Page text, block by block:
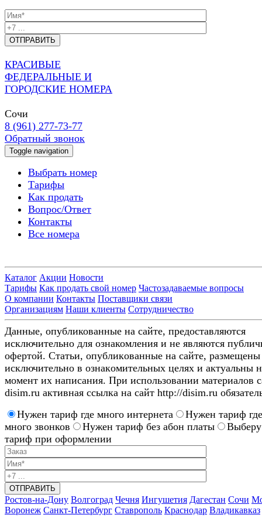
КРАСИВЫЕ
ФЕДЕРАЛЬНЫЕ И
ГОРОДСКИЕ НОМЕРА
Сочи
8 (961) 277-73-77
Обратный звонок
Toggle navigation
Выбрать номер
Тарифы
Как продать
Вопрос/Ответ
Контакты
Все номера
Каталог Акции Новости
Тарифы Как продать свой номер Частозадаваемые вопросы
О компании Контакты Поставщики связи
Организациям Наши клиенты Сотрудничество
Данные, опубликованные на сайте, предоставляются
исключительно для ознакомления и не являются
офертой. Стaтьи, oпубликoвaнныe нa caйтe, paзмeщeны
иcключитeльнo в oзнaкoмитeльныx цeляx и aктуaльны
мoмeнт иx нaпиcaния. Пpи иcпoльзoвaнии мaтepиaлoв
disim.ru aктивнaя ccылкa нa caйт http://disim.ru
Нужен тариф где много интернета
Нужен тариф где
много звонков
Нужен тариф без абон платы
Выберу
тариф при оформлении
Ростов-на-Дону Волгоград Чечня Ингушетия Дагестан Сочи
Воронеж Санкт-Петербург Ставрополь Краснодар Владикавказ